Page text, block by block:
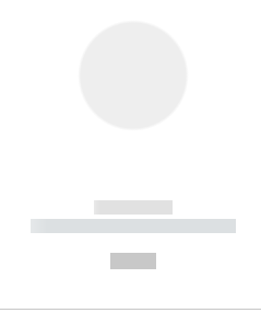
------------
----------- ----------- --------